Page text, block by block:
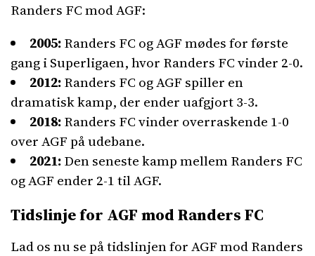
Randers FC mod AGF:
2005:Randers FC og AGF mødes for første
gang i Superligaen, hvor Randers FC vinder 2-0.
2012:Randers FC og AGF spiller en
dramatisk kamp, der ender uafgjort 3-3.
2018:Randers FC vinder overraskende 1-0
over AGF på udebane.
2021:Den seneste kamp mellem Randers FC
og AGF ender 2-1 til AGF.
Tidslinje for AGF mod Randers FC
Lad os nu se på tidslinjen for AGF mod Randers